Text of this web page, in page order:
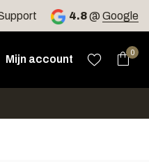
4.8@ Google
te selecteren. Druk
Mijn account
0